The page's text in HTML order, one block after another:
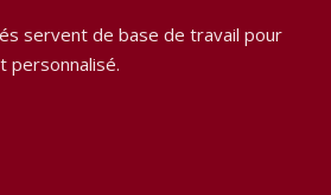
servent de base de travail pour
personnalisé.